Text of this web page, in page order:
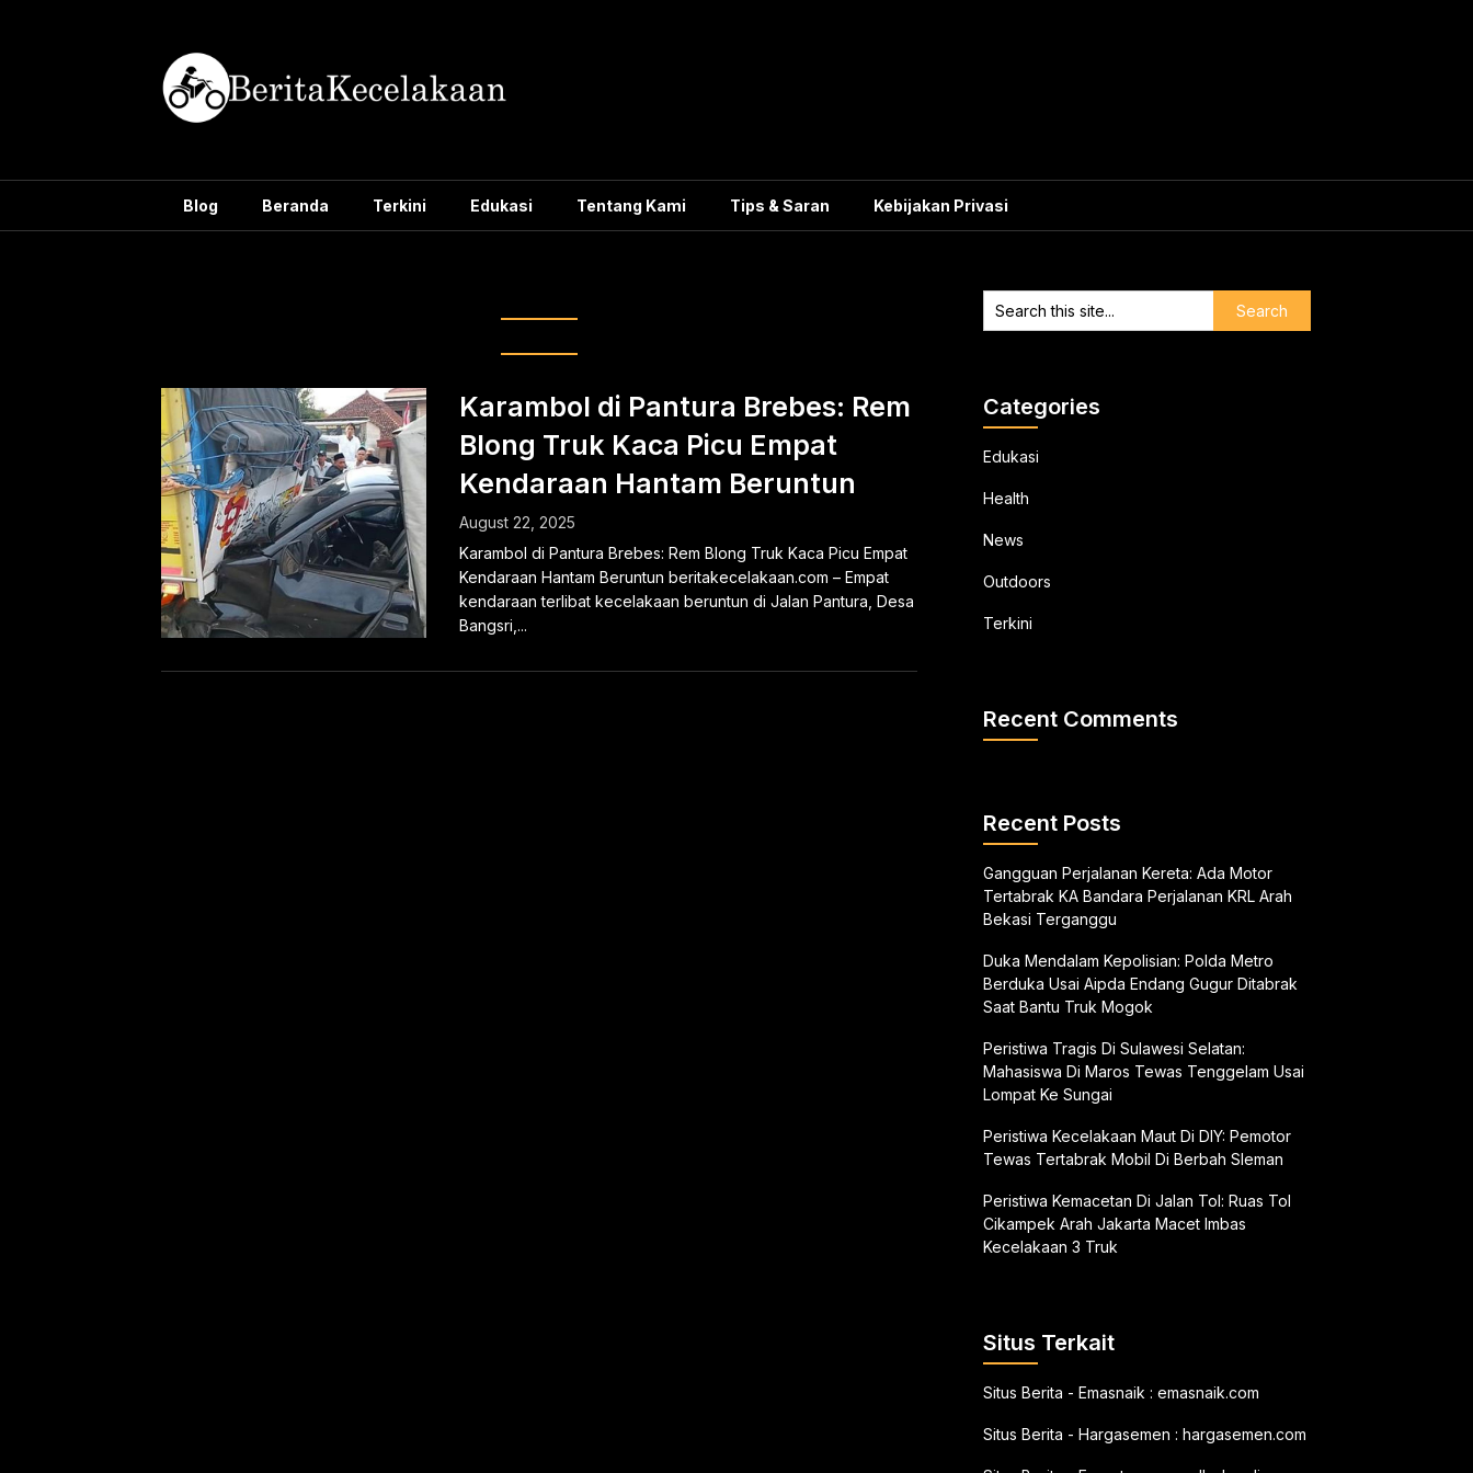
Blog Beranda Terkini Edukasi Tentang Kami Tips & Saran Kebijakan Privasi
Karambol di Pantura Brebes: Rem
Blong Truk Kaca Picu Empat
Kendaraan Hantam Beruntun
August 22, 2025
Karambol di Pantura Brebes: Rem Blong Truk Kaca Picu Empat
Kendaraan Hantam Beruntun beritakecelakaan.com – Empat
kendaraan terlibat kecelakaan beruntun di Jalan Pantura, Desa
Bangsri,...
Categories
Edukasi
Health
News
Outdoors
Terkini
Recent Comments
Recent Posts
Gangguan Perjalanan Kereta: Ada Motor
Tertabrak KA Bandara Perjalanan KRL Arah
Bekasi Terganggu
Duka Mendalam Kepolisian: Polda Metro
Berduka Usai Aipda Endang Gugur Ditabrak
Saat Bantu Truk Mogok
Peristiwa Tragis Di Sulawesi Selatan:
Mahasiswa Di Maros Tewas Tenggelam Usai
Lompat Ke Sungai
Peristiwa Kecelakaan Maut Di DIY: Pemotor
Tewas Tertabrak Mobil Di Berbah Sleman
Peristiwa Kemacetan Di Jalan Tol: Ruas Tol
Cikampek Arah Jakarta Macet Imbas
Kecelakaan 3 Truk
Situs Terkait
Situs Berita - Emasnaik : emasnaik.com
Situs Berita - Hargasemen : hargasemen.com